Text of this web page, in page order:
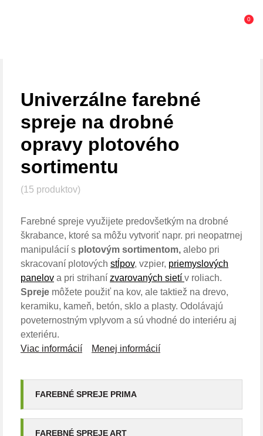
0
Univerzálne farebné
spreje na drobné
opravy plotového
sortimentu
(15 produktov)
Farebné spreje využijete predovšetkým na drobné
škrabance, ktoré sa môžu vytvoriť napr. pri neopatrnej
manipulácií s plotovým sortimentom, alebo pri
skracovaní plotových stĺpov, vzpier, priemyslových
panelov a pri strihaní zvarovaných sietí v roliach.
Spreje môžete použiť na kov, ale taktiež na drevo,
keramiku, kameň, betón, sklo a plasty. Odolávajú
poveternostným vplyvom a sú vhodné do interiéru aj
exteriéru.
Viac informácií
Menej informácií
FAREBNÉ SPREJE PRIMA
FAREBNÉ SPREJE ART